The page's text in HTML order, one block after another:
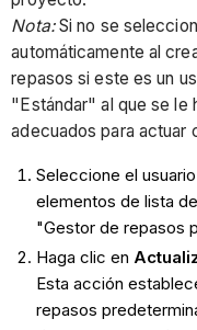
Nota:Si no se
automáticamente al
repasos si este es un
"Estándar" al que se le
adecuados para actuar
Seleccione el
elementos de lista
"Gestor de repasos
Haga clic en
Esta acción
repasos